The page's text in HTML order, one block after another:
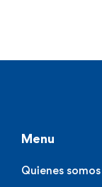
Menu
Quienes somos